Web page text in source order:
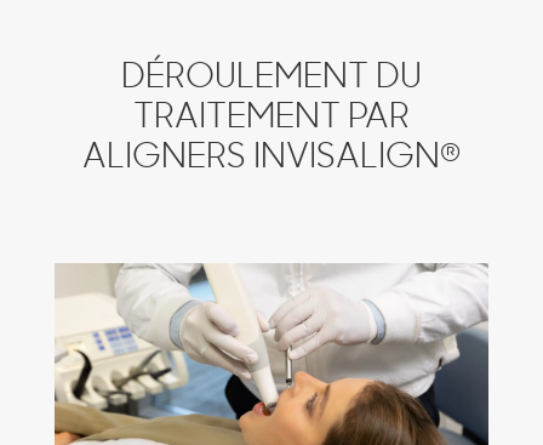
DÉROULEMENT DU
TRAITEMENT PAR
ALIGNERS INVISALIGN ®